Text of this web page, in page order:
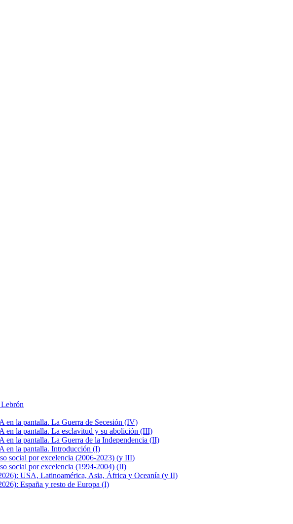
en la pantalla. La Guerra de Secesión (IV)
en la pantalla. La esclavitud y su abolición (III)
en la pantalla. La Guerra de la Independencia (II)
en la pantalla. Introducción (I)
social por excelencia (2006-2023) (y III)
social por excelencia (1994-2004) (II)
USA, Latinoamérica, Asia, África y Oceanía (y II)
España y resto de Europa (I)